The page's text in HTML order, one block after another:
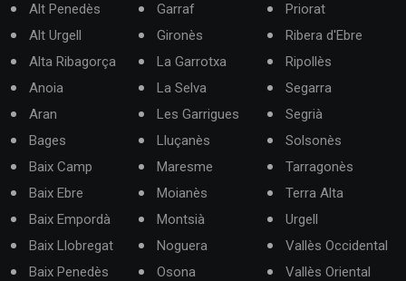
Alt Penedès
Alt Urgell
Alta Ribagorça
Anoia
Aran
Bages
Baix Camp
Baix Ebre
Baix Empordà
Baix Llobregat
Baix Penedès
Garraf
Gironès
La Garrotxa
La Selva
Les Garrigues
Lluçanès
Maresme
Moianès
Montsià
Noguera
Osona
Priorat
Ribera d'Ebre
Ripollès
Segarra
Segrià
Solsonès
Tarragonès
Terra Alta
Urgell
Vallès Occidental
Vallès Oriental